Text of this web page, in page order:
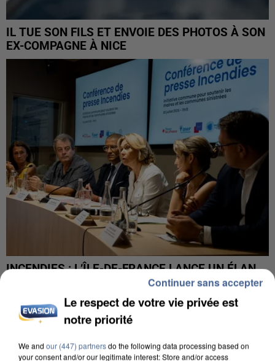
IL TUE SON FILS ET ENVOIE DES PHOTOS À SON
EX-COMPAGNE À NICE
INCENDIES : L’ÎLE-DE-FRANCE LANCE UN ÉLAN
DE SOLIDARITÉ AVEC LES...
Le respect de votre vie privée est
notre priorité
We and our (447) partnersdo the following data processing based on
your consent and/or our legitimate interest: Store and/or access
Continuer sans accepter